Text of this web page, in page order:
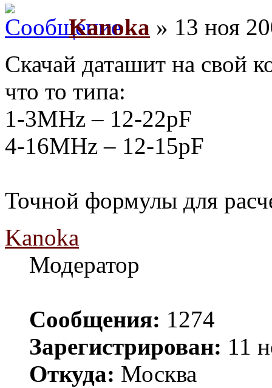
Kanoka » 13 ноя
Скачай даташит на свой
что то типа:
1-3MHz – 12-22pF
4-16MHz – 12-15pF
Точной формулы для
Kanoka
Модератор
Сообщения: 1274
Зарегистрирован: 11
Откуда: Москва